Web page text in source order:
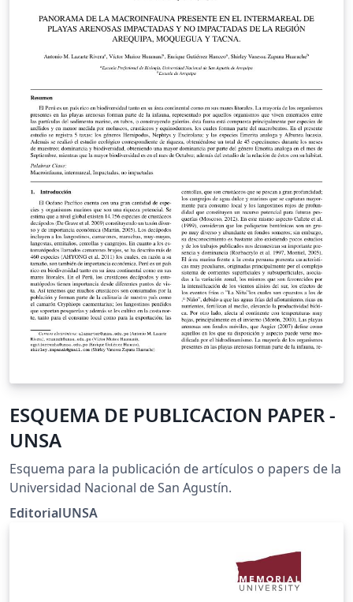
ESQUEMA DE PUBLICACION PAPER -
UNSA
Esquema para la publicación de artículos o papers de la
Universidad Nacional de San Agustín.
EditorialUNSA